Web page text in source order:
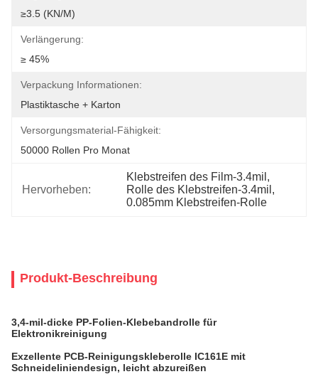
≥3.5 (KN/M)
Verlängerung:
≥ 45%
Verpackung Informationen:
Plastiktasche + Karton
Versorgungsmaterial-Fähigkeit:
50000 Rollen Pro Monat
Hervorheben:
Klebstreifen des Film-3.4mil ,
Rolle des Klebstreifen-3.4mil ,
0.085mm Klebstreifen-Rolle
Produkt-Beschreibung
3,4-mil-dicke PP-Folien-Klebebandrolle für
Elektronikreinigung
Exzellente PCB-Reinigungskleberolle IC161E mit
Schneideliniendesign, leicht abzureißen